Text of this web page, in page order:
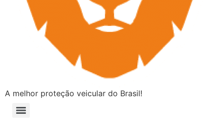
A melhor proteção veicular do Brasil!